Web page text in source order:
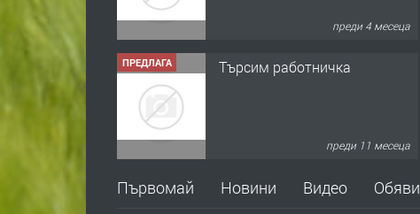
преди 11 месеца
ПРЕДЛАГА
Продава употребявани
преди 1 година
ПРЕДЛАГА
Работа за общи
Първомай Новини Видео Обяви